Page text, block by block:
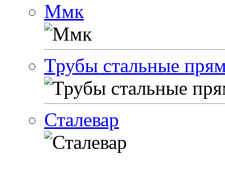
Ммк
Трубы стальные
Сталевар